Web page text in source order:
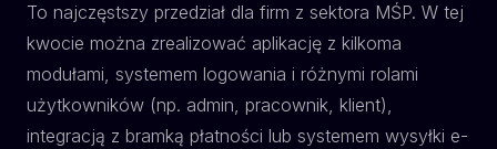
To najczęstszy przedział dla firm z sektora MŚP. W tej
kwocie można zrealizować aplikację z kilkoma
modułami, systemem logowania i różnymi rolami
użytkowników (np. admin, pracownik, klient),
integracją z bramką płatności lub systemem wysyłki e-